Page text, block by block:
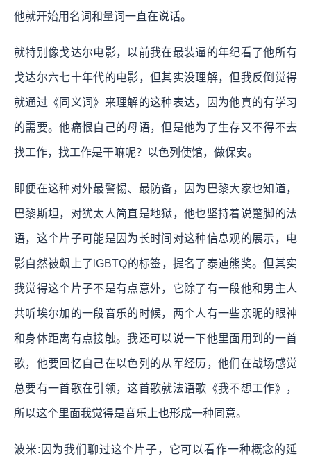
他就开始用名词和量词一直在说话。
就特别像戈达尔电影，以前我在最装逼的年纪看了他所有
戈达尔六七十年代的电影，但其实没理解，但我反倒觉得
就通过《同义词》来理解的这种表达，因为他真的有学习
的需要。他痛恨自己的母语，但是他为了生存又不得不去
找工作，找工作是干嘛呢？以色列使馆，做保安。
即便在这种对外最警惕、最防备，因为巴黎大家也知道，
巴黎斯坦，对犹太人简直是地狱，他也坚持着说蹩脚的法
语，这个片子可能是因为长时间对这种信息观的展示，电
影自然被飙上了lGBTQ的标签，提名了泰迪熊奖。但其实
我觉得这个片子不是有点意外，它除了有一段他和男主人
共听埃尔加的一段音乐的时候，两个人有一些亲昵的眼神
和身体距离有点接触。我还可以说一下他里面用到的一首
歌，他要回忆自己在以色列的从军经历，他们在战场感觉
总要有一首歌在引领，这首歌就法语歌《我不想工作》，
所以这个里面我觉得是音乐上也形成一种同意。
波米:因为我们聊过这个片子，它可以看作一种概念的延